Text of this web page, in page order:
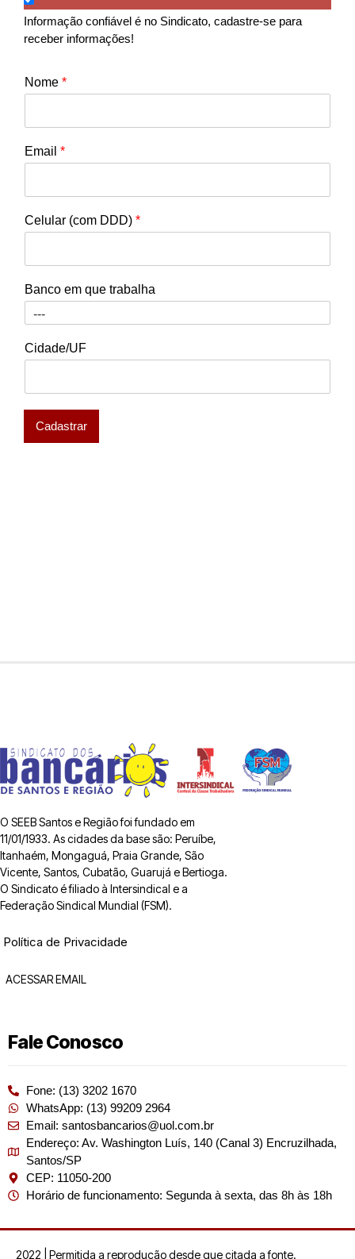
Informação confiável é no Sindicato, cadastre-se para
receber informações!
Nome *
Email *
Celular (com DDD) *
Banco em que trabalha
Cidade/UF
Cadastrar
O SEEB Santos e Região foi fundado em
11/01/1933. As cidades da base são: Peruíbe,
Itanhaém, Mongaguá, Praia Grande, São
Vicente, Santos, Cubatão, Guarujá e Bertioga.
O Sindicato é filiado à Intersindical e a
Federação Sindical Mundial (FSM).
Política de Privacidade
ACESSAR EMAIL
Fale Conosco
Fone: (13) 3202 1670
WhatsApp: (13) 99209 2964
Email: santosbancarios@uol.com.br
Endereço: Av. Washington Luís, 140 (Canal 3) Encruzilhada,
Santos/SP
CEP: 11050-200
Horário de funcionamento: Segunda à sexta, das 8h às 18h
2022 | Permitida a reprodução desde que citada a fonte.